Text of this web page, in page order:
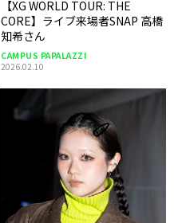
【XG WORLD TOUR: THE
CORE】ライブ来場者SNAP 高橋
知希さん
CAMPUS PAPALAZZI
2026.02.10